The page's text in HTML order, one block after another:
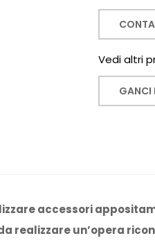
Vedi altri
GANCI
accessori
realizzare un’opera